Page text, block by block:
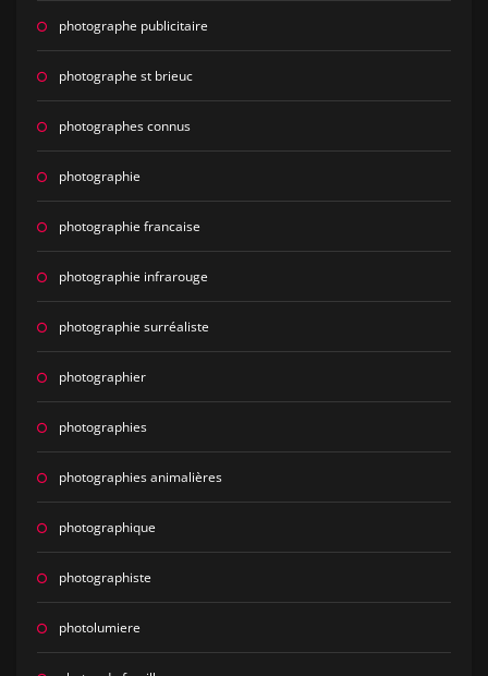
photographe publicitaire
photographe st brieuc
photographes connus
photographie
photographie francaise
photographie infrarouge
photographie surréaliste
photographier
photographies
photographies animalières
photographique
photographiste
photolumiere